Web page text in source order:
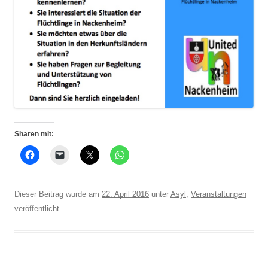
Sharen mit:
Dieser Beitrag wurde am 22. April 2016 unter Asyl , Veranstaltungen
veröffentlicht.